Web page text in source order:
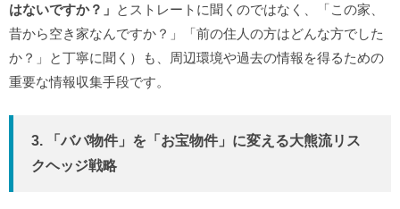
はないですか？」 とストレートに聞くのではなく、「この家、
昔から空き家なんですか？」「前の住人の方はどんな方でした
か？」と丁寧に聞く）も、周辺環境や過去の情報を得るための
重要な情報収集手段です。
3. 「ババ物件」を「お宝物件」に変える大熊流リス
クヘッジ戦略